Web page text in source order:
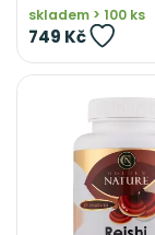
skladem > 100 ks
749 Kč